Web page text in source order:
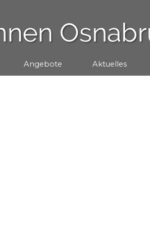
Menü überspringen
▼
Angebote ▼
Aktuelles